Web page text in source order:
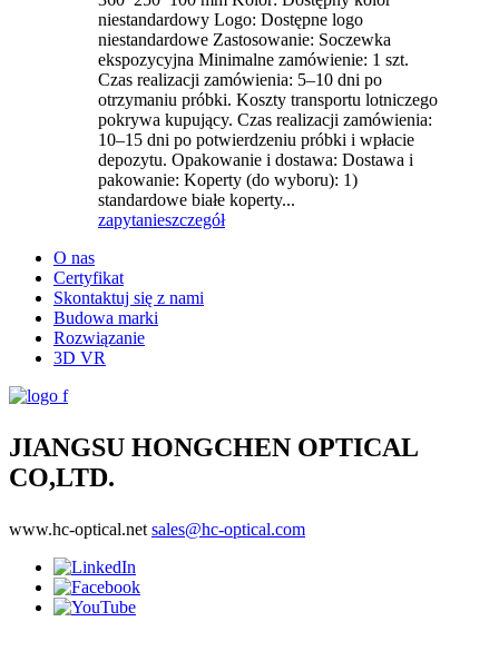
niestandardowy Logo: Dostępne logo
niestandardowe Zastosowanie: Soczewka
ekspozycyjna Minimalne zamówienie: 1 szt.
Czas realizacji zamówienia: 5–10 dni po
otrzymaniu próbki. Koszty transportu lotniczego
pokrywa kupujący. Czas realizacji zamówienia:
10–15 dni po potwierdzeniu próbki i wpłacie
depozytu. Opakowanie i dostawa: Dostawa i
pakowanie: Koperty (do wyboru): 1)
standardowe białe koperty...
zapytanieszczegół
O nas
Certyfikat
Skontaktuj się z nami
Budowa marki
Rozwiązanie
3D VR
JIANGSU HONGCHEN OPTICAL
CO,LTD.
www.hc-optical.net sales@hc-optical.com